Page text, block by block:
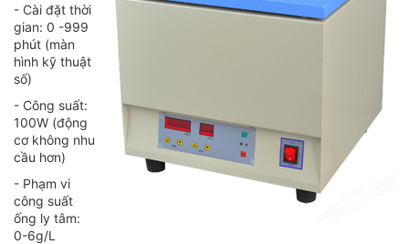
- Cài đặt thời
gian: 0 -999
phút (màn
hình kỹ thuật
số)
- Công suất:
100W (động
cơ không nhu
cầu hơn)
- Phạm vi
công suất
ống ly tâm:
0-6g/L